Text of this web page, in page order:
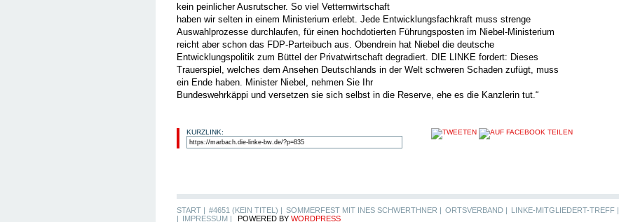
kein peinlicher Ausrutscher. So viel Vetternwirtschaft
haben wir selten in einem Ministerium erlebt. Jede Entwicklungsfachkraft muss strenge
Auswahlprozesse durchlaufen, für einen hochdotierten Führungsposten im Niebel-Ministerium
reicht aber schon das FDP-Parteibuch aus. Obendrein hat Niebel die deutsche
Entwicklungspolitik zum Büttel der Privatwirtschaft degradiert. DIE LINKE fordert: Dieses
Trauerspiel, welches dem Ansehen Deutschlands in der Welt schweren Schaden zufügt, muss
ein Ende haben. Minister Niebel, nehmen Sie Ihr
Bundeswehrkäppi und versetzen sie sich selbst in die Reserve, ehe es die Kanzlerin tut.“
KURZLINK:
START | #4651 (KEIN TITEL) | SOMMERFEST MIT INES SCHWERTHNER | ORTSVERBAND | LINKE-MITGLIEDERT-TREFF |
| IMPRESSUM | POWERED BY WORDPRESS